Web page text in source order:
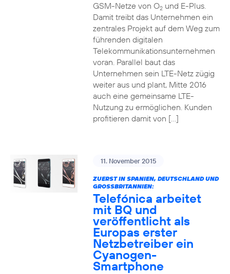
GSM-Netze von O2und E-Plus.
Damit treibt das Unternehmen ein
zentrales Projekt auf dem Weg zum
führenden digitalen
Telekommunikationsunternehmen
voran. Parallel baut das
Unternehmen sein LTE-Netz zügig
weiter aus und plant, Mitte 2016
auch eine gemeinsame LTE-
Nutzung zu ermöglichen. Kunden
profitieren damit von […]
11. November 2015
ZUERST IN SPANIEN, DEUTSCHLAND UND
GROSSBRITANNIEN:
Telefónica arbeitet
mit BQ und
veröffentlicht als
Europas erster
Netzbetreiber ein
Cyanogen-
Smartphone